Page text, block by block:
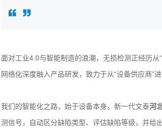
面对工业4.0与智能制造的浪潮，无损检测正经历从
网络化深度融入产品研发，致力于从“设备供应商”进
我们的智能化之路，始于设备本身。新一代文泰河
测信号，自动区分缺陷类型、评估缺陷等级，并给